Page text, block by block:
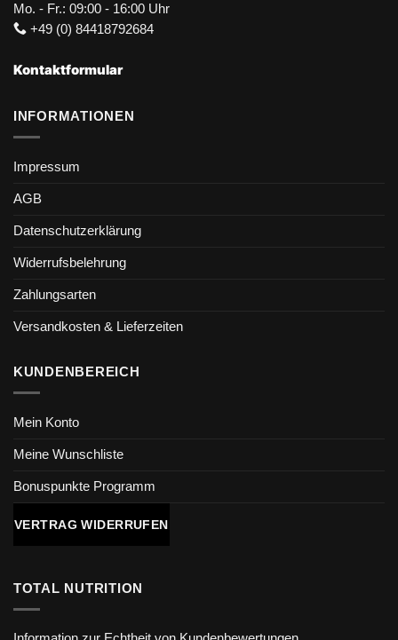
Mo. - Fr.: 09:00 - 16:00 Uhr
+49 (0) 84418792684
Kontaktformular
INFORMATIONEN
Impressum
AGB
Datenschutzerklärung
Widerrufsbelehrung
Zahlungsarten
Versandkosten & Lieferzeiten
KUNDENBEREICH
Mein Konto
Meine Wunschliste
Bonuspunkte Programm
VERTRAG WIDERRUFEN
TOTAL NUTRITION